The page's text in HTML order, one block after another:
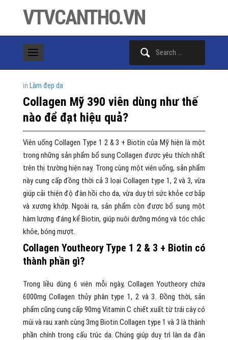
VTVCANTHO.VN
in Làm đẹp da
Collagen Mỹ 390 viên dùng như thế
nào để đạt hiệu quả?
Viên uống Collagen Type 1 2 & 3 + Biotin của Mỹ hiện là một
trong những sản phẩm bổ sung Collagen được yêu thích nhất
trên thị trường hiện nay. Trong cùng một viên uống, sản phẩm
này cung cấp đồng thời cả 3 loại Collagen type 1, 2 và 3, vừa
giúp cải thiện độ đàn hồi cho da, vừa duy trì sức khỏe cơ bắp
và xương khớp. Ngoài ra, sản phẩm còn được bổ sung một
hàm lượng đáng kể Biotin, giúp nuôi dưỡng móng và tóc chắc
khỏe, bóng mượt.
Collagen Youtheory Type 1 2 & 3 + Biotin có
thành phần gì?
Trong liều dùng 6 viên mỗi ngày, Collagen Youtheory chứa
6000mg Collagen thủy phân type 1, 2 và 3. Đồng thời, sản
phẩm cũng cung cấp 90mg Vitamin C chiết xuất từ trái cây có
múi và rau xanh cùng 3mg Biotin.Collagen type 1 và 3 là thành
phần chính trong cấu trúc da. Chúng giúp duy trì làn da đàn